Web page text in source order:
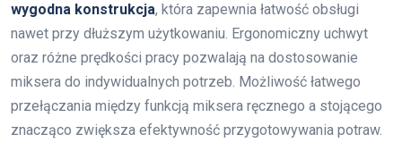
wygodna konstrukcja, która zapewnia łatwość obsługi
nawet przy dłuższym użytkowaniu. Ergonomiczny uchwyt
oraz różne prędkości pracy pozwalają na dostosowanie
miksera do indywidualnych potrzeb. Możliwość łatwego
przełączania między funkcją miksera ręcznego a stojącego
znacząco zwiększa efektywność przygotowywania potraw.